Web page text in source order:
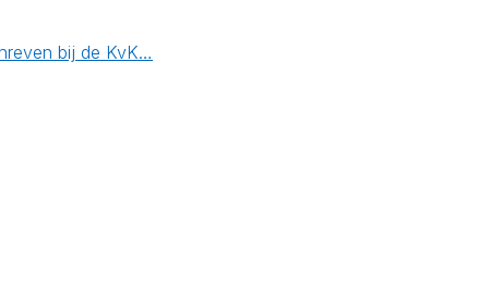
bij de KvK…